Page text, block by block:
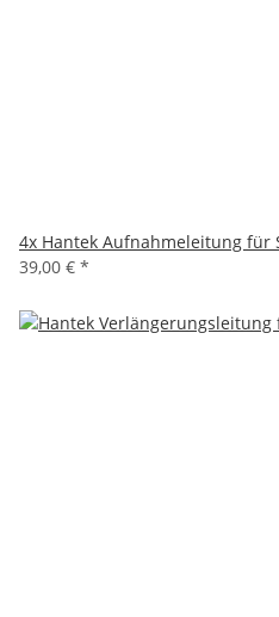
4x Hantek Aufnahmeleitung für
39,00 € *